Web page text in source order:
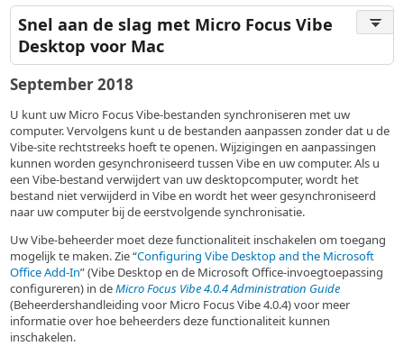
Snel aan de slag met Micro Focus Vibe
Desktop voor Mac
September 2018
U kunt uw Micro Focus Vibe-bestanden synchroniseren met uw
computer. Vervolgens kunt u de bestanden aanpassen zonder dat u de
Vibe-site rechtstreeks hoeft te openen. Wijzigingen en aanpassingen
kunnen worden gesynchroniseerd tussen Vibe en uw computer. Als u
een Vibe-bestand verwijdert van uw desktopcomputer, wordt het
bestand niet verwijderd in Vibe en wordt het weer gesynchroniseerd
naar uw computer bij de eerstvolgende synchronisatie.
Uw Vibe-beheerder moet deze functionaliteit inschakelen om toegang
mogelijk te maken. Zie Configuring Vibe Desktop and the Microsoft
Office Add-In (Vibe Desktop en de Microsoft Office-invoegtoepassing
configureren) in deMicro Focus Vibe 4.0.4 Administration Guide
(Beheerdershandleiding voor Micro Focus Vibe 4.0.4) voor meer
informatie over hoe beheerders deze functionaliteit kunnen
inschakelen.